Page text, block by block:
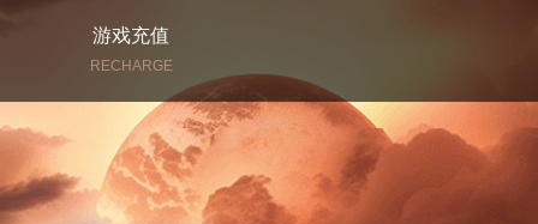
游戏充值
RECHARGE